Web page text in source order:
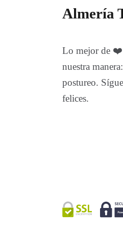
Almería
Lo mejor de
nuestra
postureo.
felices.